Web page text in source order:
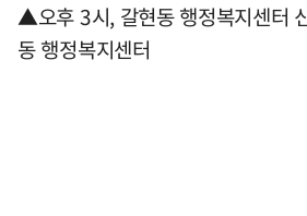
▲오후 3시, 갈현동 행정복지센터
동 행정복지센터